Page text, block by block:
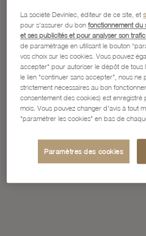
La société Devinlec, éditeur de ce site, et
pour s'assurer du bonfonctionnement du
et ses publicités et pour analyser son
de paramétrage en utilisant le bouton
vos choix sur les cookies. Vous pouvez
accepter" pour autoriser le dépôt de tous
le lien "continuer sans accepter", nous
strictement nécessaires au bon
consentement des cookies) est
mois. Vous pouvez changer d'avis à tout
"paramétrer les cookies" en bas de
Paramètres des cookies